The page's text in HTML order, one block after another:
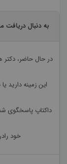
به دنبال دریافت
در حال حاضر،دکتر
این زمینه دارید
داکتاپ پاسخگوی
خود